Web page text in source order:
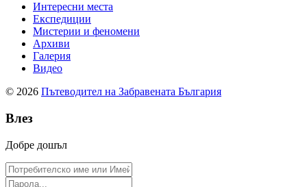
Интересни места
Експедиции
Мистерии и феномени
Архиви
Галерия
Видео
© 2026 Пътеводител на Забравената България
Влез
Добре дошъл